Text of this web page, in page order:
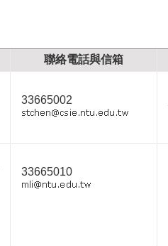
聯絡電話與信箱
33665002
33665010